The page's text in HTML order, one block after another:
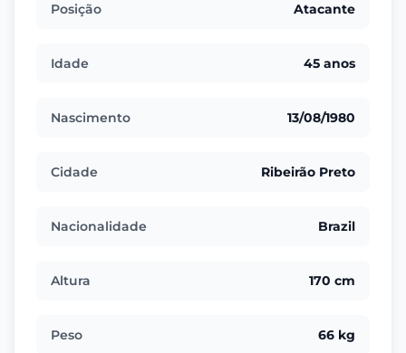
Posição Atacante
Idade 45 anos
Nascimento 13/08/1980
Cidade Ribeirão Preto
Nacionalidade Brazil
Altura 170 cm
Peso 66 kg